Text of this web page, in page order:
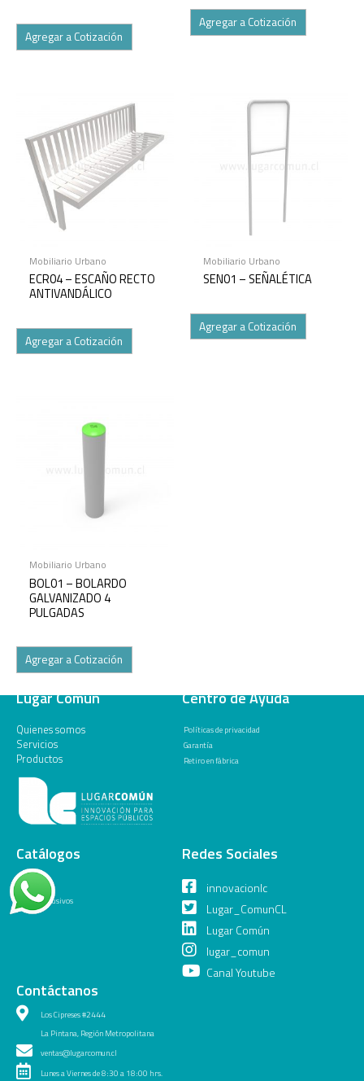
Agregar a Cotización
Agregar a Cotización
Mobiliario Urbano
ECR04 – ESCAÑO RECTO
ANTIVANDÁLICO
Agregar a Cotización
Mobiliario Urbano
SEN01 – SEÑALÉTICA
Agregar a Cotización
Mobiliario Urbano
BOL01 – BOLARDO
GALVANIZADO 4
PULGADAS
Agregar a Cotización
Lugar Común
Quienes somos
Servicios
Productos
Centro de Ayuda
Políticas de privacidad
Garantía
Retiro en fábrica
Catálogos
General
Juegos Inclusivos
Redes Sociales
innovacionlc
Lugar_ComunCL
Lugar Común
lugar_comun
Canal Youtube
Contáctanos
Los Cipreses #2444
La Pintana, Región Metropolitana
ventas@lugarcomun.cl
Lunes a Viernes de 8:30 a 18:00 hrs.